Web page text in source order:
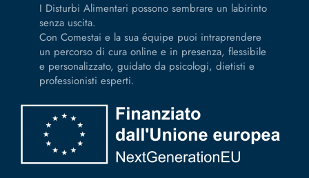
I Disturbi Alimentari possono sembrare un labirinto
senza uscita.
Con Comestai e la sua équipe puoi intraprendere
un percorso di cura online e in presenza, flessibile
e personalizzato, guidato da psicologi, dietisti e
professionisti esperti.